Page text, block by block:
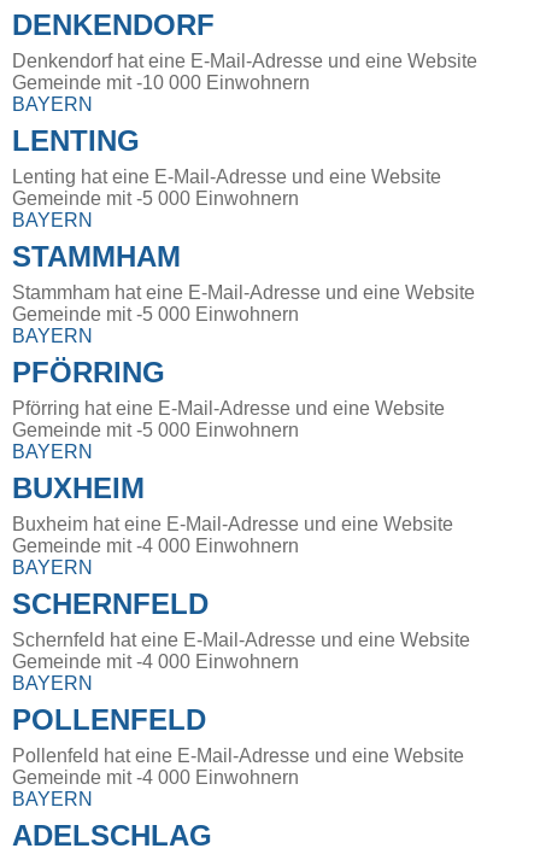
DENKENDORF
Denkendorf hat eine E-Mail-Adresse und eine Website
Gemeinde mit -10 000 Einwohnern
BAYERN
LENTING
Lenting hat eine E-Mail-Adresse und eine Website
Gemeinde mit -5 000 Einwohnern
BAYERN
STAMMHAM
Stammham hat eine E-Mail-Adresse und eine Website
Gemeinde mit -5 000 Einwohnern
BAYERN
PFÖRRING
Pförring hat eine E-Mail-Adresse und eine Website
Gemeinde mit -5 000 Einwohnern
BAYERN
BUXHEIM
Buxheim hat eine E-Mail-Adresse und eine Website
Gemeinde mit -4 000 Einwohnern
BAYERN
SCHERNFELD
Schernfeld hat eine E-Mail-Adresse und eine Website
Gemeinde mit -4 000 Einwohnern
BAYERN
POLLENFELD
Pollenfeld hat eine E-Mail-Adresse und eine Website
Gemeinde mit -4 000 Einwohnern
BAYERN
ADELSCHLAG